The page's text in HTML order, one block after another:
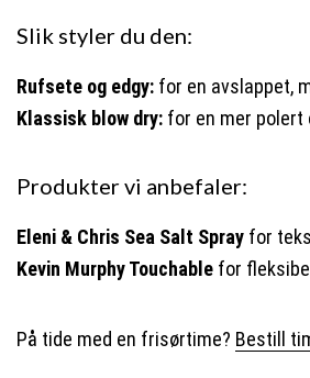
Slik styler du den:
Rufsete og edgy: for en avslappet,
Klassisk blow dry: for en mer
Produkter vi anbefaler:
Eleni & Chris Sea Salt Spray for
Kevin Murphy Touchable for
På tide med en frisørtime? Bestill